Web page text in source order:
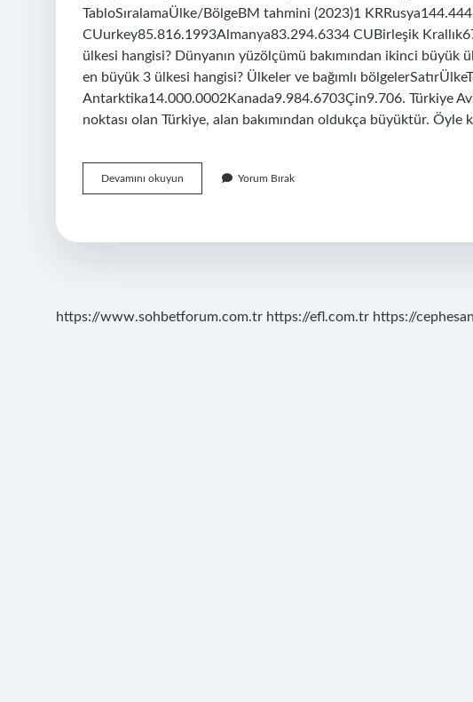
TabloSıralamaÜlke/BölgeBM tahmini (2023)1
CUurkey85.816.1993Almanya83.294.6334 CUBirleşik
ülkesi hangisi? Dünyanın yüzölçümü bakımından ikinci büyük
en büyük 3 ülkesi hangisi? Ülkeler ve bağımlı
Antarktika14.000.0002Kanada9.984.6703Çin9.706. Türkiye
noktası olan Türkiye, alan bakımından oldukça büyüktür. Öyle
Devamını okuyun Almanya
Mı
Türkiye
Yorum Bırak
https://www.sohbetforum.com.tr https://efl.com.tr https://